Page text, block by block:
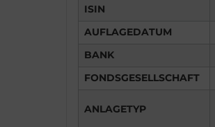
ISIN
AUFLAGEDATUM
BANK
FONDSGESELLSCHAFT
ANLAGETYP